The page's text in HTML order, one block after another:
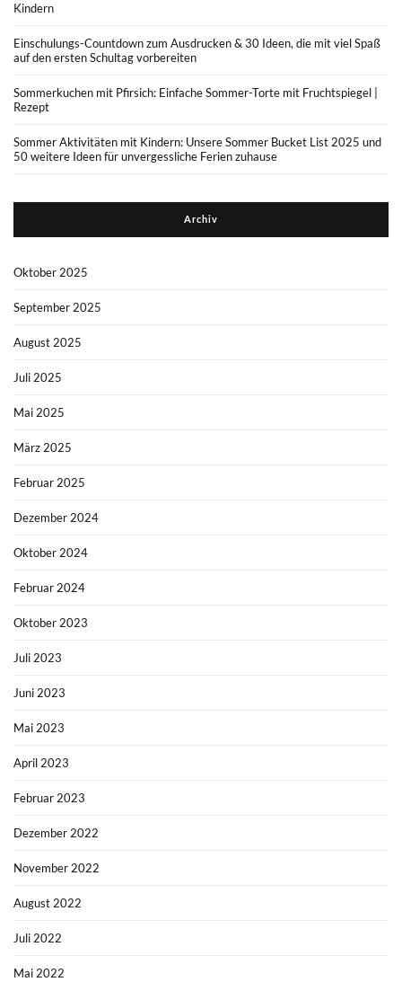
Kindern
Einschulungs-Countdown zum Ausdrucken & 30 Ideen, die mit viel Spaß
auf den ersten Schultag vorbereiten
Sommerkuchen mit Pfirsich: Einfache Sommer-Torte mit Fruchtspiegel |
Rezept
Sommer Aktivitäten mit Kindern: Unsere Sommer Bucket List 2025 und
50 weitere Ideen für unvergessliche Ferien zuhause
Archiv
Oktober 2025
September 2025
August 2025
Juli 2025
Mai 2025
März 2025
Februar 2025
Dezember 2024
Oktober 2024
Februar 2024
Oktober 2023
Juli 2023
Juni 2023
Mai 2023
April 2023
Februar 2023
Dezember 2022
November 2022
August 2022
Juli 2022
Mai 2022